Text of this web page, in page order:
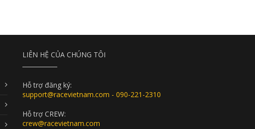
LIÊN HỆ CỦA CHÚNG TÔI
Hỗ trợ đăng ký:
support@racevietnam.com - 090-221-2310
Hỗ trợ CREW:
crew@racevietnam.com